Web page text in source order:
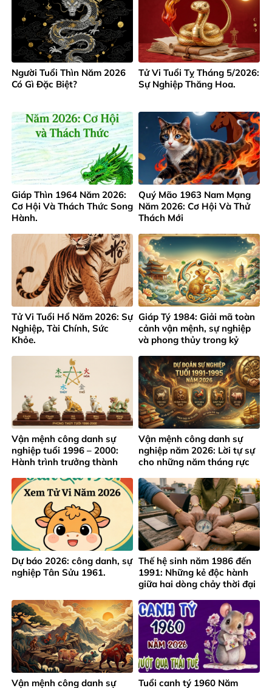
Người Tuổi Thìn Năm 2026
Có Gì Đặc Biệt?
Tử Vi Tuổi Tỵ Tháng 5/2026:
Sự Nghiệp Thăng Hoa.
Giáp Thìn 1964 Năm 2026:
Cơ Hội Và Thách Thức Song
Hành.
Quý Mão 1963 Nam Mạng
Năm 2026: Cơ Hội Và Thử
Thách Mới
Tử Vi Tuổi Hổ Năm 2026: Sự
Nghiệp, Tài Chính, Sức
Khỏe.
Giáp Tý 1984: Giải mã toàn
cảnh vận mệnh, sự nghiệp
và phong thủy trong kỷ
Vận mệnh công danh sự
nghiệp tuổi 1996 – 2000:
Hành trình trưởng thành
Vận mệnh công danh sự
nghiệp năm 2026: Lời tự sự
cho những năm tháng rực
Dự báo 2026: công danh, sự
nghiệp Tân Sửu 1961.
Thế hệ sinh năm 1986 đến
1991: Những kẻ độc hành
giữa hai dòng chảy thời đại
Vận mệnh công danh sự Tuổi canh tý 1960 Năm